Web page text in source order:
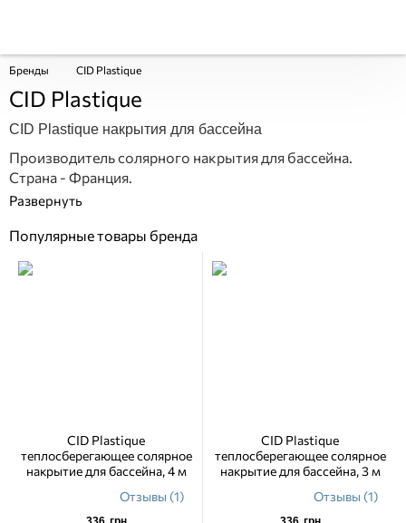
Бренды CID Plastique
CID Plastique
CID Plastique накрытия для бассейна
Производитель солярного накрытия для бассейна.
Страна - Франция.
Популярные товары бренда
CID Plastique
теплосберегающее солярное
накрытие для бассейна, 4 м
Отзывы (1)
CID Plastique
теплосберегающее солярное
накрытие для бассейна, 3 м
Отзывы (1)